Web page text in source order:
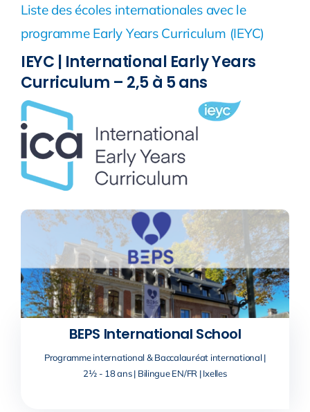
Liste des écoles internationales avec le
programme Early Years Curriculum (IEYC)
IEYC | International Early Years
Curriculum – 2,5 à 5 ans
BEPS International School
Programme international & Baccalauréat international |
2½ - 18 ans | Bilingue EN/FR | Ixelles